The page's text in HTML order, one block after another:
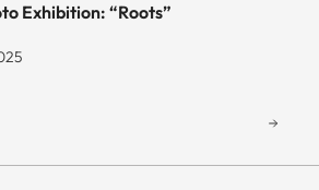
Exhibition: “Roots”